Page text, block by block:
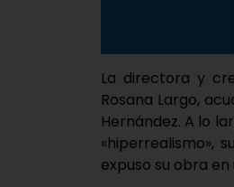
La directora y
Rosana Largo,
Hernández. A lo
«hiperrealismo»,
expuso su obra en